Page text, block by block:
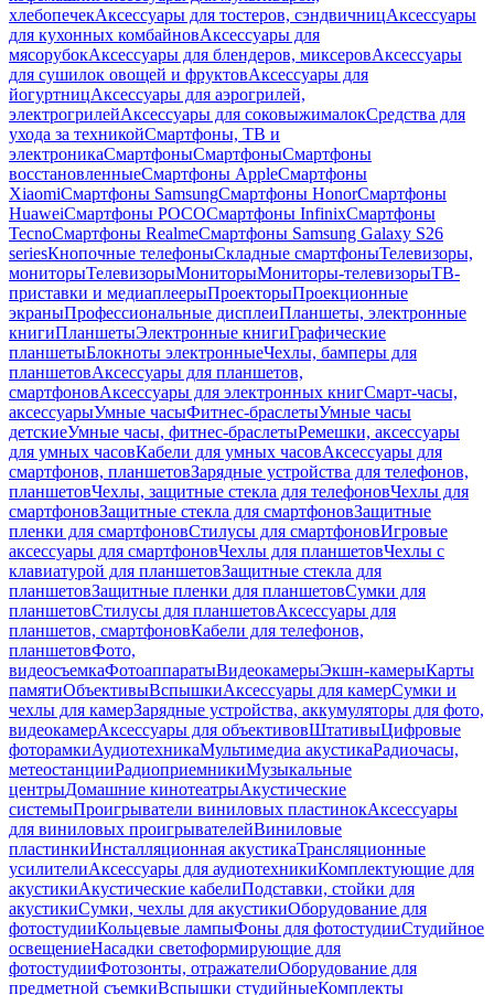
хлебопечекАксессуары для тостеров, сэндвичницАксессуары
для кухонных комбайновАксессуары для
мясорубокАксессуары для блендеров, миксеровАксессуары
для сушилок овощей и фруктовАксессуары для
йогуртницАксессуары для аэрогрилей,
электрогрилейАксессуары для соковыжималокСредства для
ухода за техникойСмартфоны, ТВ и
электроникаСмартфоныСмартфоныСмартфоны
восстановленныеСмартфоны AppleСмартфоны
XiaomiСмартфоны SamsungСмартфоны HonorСмартфоны
HuaweiСмартфоны POCOСмартфоны InfinixСмартфоны
TecnoСмартфоны RealmeСмартфоны Samsung Galaxy S26
seriesКнопочные телефоныСкладные смартфоныТелевизоры,
мониторыТелевизорыМониторыМониторы-телевизорыТВ-
приставки и медиаплеерыПроекторыПроекционные
экраныПрофессиональные дисплеиПланшеты, электронные
книгиПланшетыЭлектронные книгиГрафические
планшетыБлокноты электронныеЧехлы, бамперы для
планшетовАксессуары для планшетов,
смартфоновАксессуары для электронных книгСмарт-часы,
аксессуарыУмные часыФитнес-браслетыУмные часы
детскиеУмные часы, фитнес-браслетыРемешки, аксессуары
для умных часовКабели для умных часовАксессуары для
смартфонов, планшетовЗарядные устройства для телефонов,
планшетовЧехлы, защитные стекла для телефоновЧехлы для
смартфоновЗащитные стекла для смартфоновЗащитные
пленки для смартфоновСтилусы для смартфоновИгровые
аксессуары для смартфоновЧехлы для планшетовЧехлы с
клавиатурой для планшетовЗащитные стекла для
планшетовЗащитные пленки для планшетовСумки для
планшетовСтилусы для планшетовАксессуары для
планшетов, смартфоновКабели для телефонов,
планшетовФото,
видеосъемкаФотоаппаратыВидеокамерыЭкшн-камерыКарты
памятиОбъективыВспышкиАксессуары для камерСумки и
чехлы для камерЗарядные устройства, аккумуляторы для фото,
видеокамерАксессуары для объективовШтативыЦифровые
фоторамкиАудиотехникаМультимедиа акустикаРадиочасы,
метеостанцииРадиоприемникиМузыкальные
центрыДомашние кинотеатрыАкустические
системыПроигрыватели виниловых пластинокАксессуары
для виниловых проигрывателейВиниловые
пластинкиИнсталляционная акустикаТрансляционные
усилителиАксессуары для аудиотехникиКомплектующие для
акустикиАкустические кабелиПодставки, стойки для
акустикиСумки, чехлы для акустикиОборудование для
фотостудииКольцевые лампыФоны для фотостудииСтудийное
освещениеНасадки светоформирующие для
фотостудииФотозонты, отражателиОборудование для
предметной съемкиВспышки студийныеКомплекты